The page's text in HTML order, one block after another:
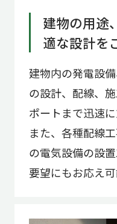
建物の用途
適な設計を
建物内の発電設
の設計、配線、
ポートまで迅速に
また、各種配線
の電気設備の設
要望にもお応え可